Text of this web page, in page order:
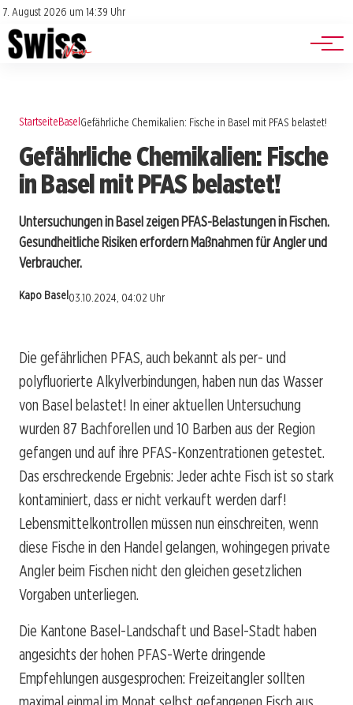
7. August 2026 um 14:39 Uhr
Impressum
Datenschutz
Jobs
Events
StartseiteBaselGefährliche Chemikalien: Fische in Basel mit PFAS belastet!
Gefährliche Chemikalien: Fische
in Basel mit PFAS belastet!
Untersuchungen in Basel zeigen PFAS-Belastungen in Fischen.
Gesundheitliche Risiken erfordern Maßnahmen für Angler und
Verbraucher.
Kapo Basel 03.10.2024, 04:02 Uhr
Die gefährlichen PFAS, auch bekannt als per- und
polyfluorierte Alkylverbindungen, haben nun das Wasser
von Basel belastet! In einer aktuellen Untersuchung
wurden 87 Bachforellen und 10 Barben aus der Region
gefangen und auf ihre PFAS-Konzentrationen getestet.
Das erschreckende Ergebnis: Jeder achte Fisch ist so stark
kontaminiert, dass er nicht verkauft werden darf!
Lebensmittelkontrollen müssen nun einschreiten, wenn
diese Fische in den Handel gelangen, wohingegen private
Angler beim Fischen nicht den gleichen gesetzlichen
Vorgaben unterliegen.
Die Kantone Basel-Landschaft und Basel-Stadt haben
angesichts der hohen PFAS-Werte dringende
Empfehlungen ausgesprochen: Freizeitangler sollten